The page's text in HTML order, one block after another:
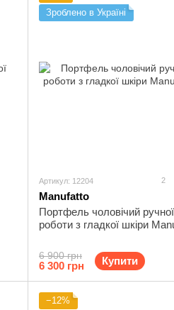
Зроблено в Україні
Артикул: 12204 2
Manufatto
Портфель чоловічий ручної
роботи з гладкої шкіри
6 900 грн
6 300 грн Купити
−12%